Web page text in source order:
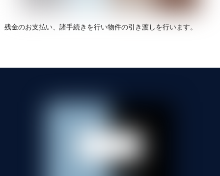
残金のお支払い、諸手続きを行い物件の引き渡しを行います。